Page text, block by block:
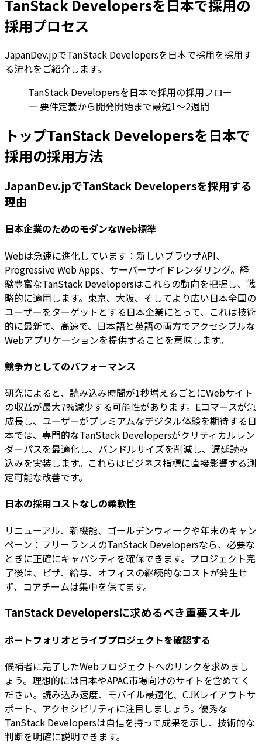
TanStack Developersを日本で採用の
採用プロセス
JapanDev.jpでTanStack Developersを日本で採用を採用す
る流れをご紹介します。
TanStack Developersを日本で採用の採用フロー
— 要件定義から開発開始まで最短1〜2週間
トップTanStack Developersを日本で
採用の採用方法
JapanDev.jpでTanStack Developersを採用する
理由
日本企業のためのモダンなWeb標準
Webは急速に進化しています：新しいブラウザAPI、
Progressive Web Apps、サーバーサイドレンダリング。経
験豊富なTanStack Developersはこれらの動向を把握し、戦
略的に適用します。東京、大阪、そしてより広い日本全国の
ユーザーをターゲットとする日本企業にとって、これは技術
的に最新で、高速で、日本語と英語の両方でアクセシブルな
Webアプリケーションを提供することを意味します。
競争力としてのパフォーマンス
研究によると、読み込み時間が1秒増えるごとにWebサイト
の収益が最大7%減少する可能性があります。Eコマースが急
成長し、ユーザーがプレミアムなデジタル体験を期待する日
本では、専門的なTanStack Developersがクリティカルレン
ダーパスを最適化し、バンドルサイズを削減し、遅延読み
込みを実装します。これらはビジネス指標に直接影響する測
定可能な改善です。
日本の採用コストなしの柔軟性
リニューアル、新機能、ゴールデンウィークや年末のキャン
ペーン：フリーランスのTanStack Developersなら、必要な
ときに正確にキャパシティを確保できます。プロジェクト完
了後は、ビザ、給与、オフィスの継続的なコストが発生せ
ず、コアチームは集中を保てます。
TanStack Developersに求めるべき重要スキル
ポートフォリオとライブプロジェクトを確認する
候補者に完了したWebプロジェクトへのリンクを求めまし
ょう。理想的には日本やAPAC市場向けのサイトを含めてく
ださい。読み込み速度、モバイル最適化、CJKレイアウトサ
ポート、アクセシビリティに注目しましょう。優秀な
TanStack Developersは自信を持って成果を示し、技術的な
判断を明確に説明できます。